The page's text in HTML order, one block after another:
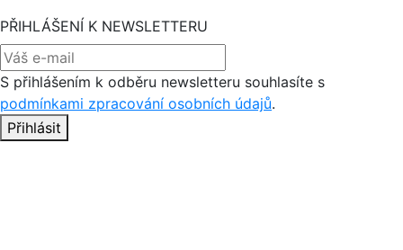
PŘIHLÁŠENÍ K NEWSLETTERU
S přihlášením k odběru newsletteru souhlasíte s
podmínkami zpracování osobních údajů.
Přihlásit